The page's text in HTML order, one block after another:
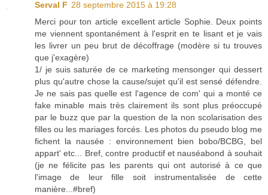
Serval F 28 septembre 2015 à 19:28
Merci pour ton article excellent article Sophie. Deux points
me viennent spontanément à l'esprit en te lisant et je vais
les livrer un peu brut de décoffrage (modère si tu trouves
que j'exagère)
1/ je suis saturée de ce marketing mensonger qui dessert
plus qu'autre chose la cause/sujet qu'il est sensé défendre.
Je ne sais pas quelle est l'agence de com' qui a monté ce
fake minable mais très clairement ils sont plus préoccupé
par le buzz que par la question de la non scolarisation des
filles ou les mariages forcés. Les photos du pseudo blog me
fichent la nausée : environnement bien bobo/BCBG, bel
appart' etc... Bref, contre productif et nauséabond à souhait
(je ne félicite pas les parents qui ont autorisé à ce que
l'image de leur fille soit instrumentalisée de cette
manière...#bref)